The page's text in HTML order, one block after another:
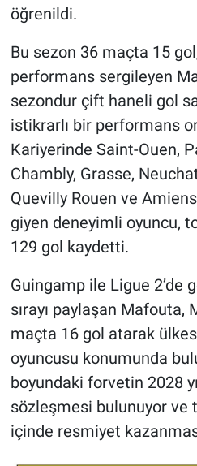
öğrenildi.
Bu sezon 36 maçta 15
performans sergileyen
sezondur çift haneli gol
istikrarlı bir performans
Kariyerinde Saint-Ouen,
Chambly, Grasse,
Quevilly Rouen ve
giyen deneyimli oyuncu,
129 gol kaydetti.
Guingamp ile Ligue 2’de
sırayı paylaşan Mafouta,
maçta 16 gol atarak
oyuncusu konumunda
boyundaki forvetin 2028
sözleşmesi bulunuyor ve
içinde resmiyet